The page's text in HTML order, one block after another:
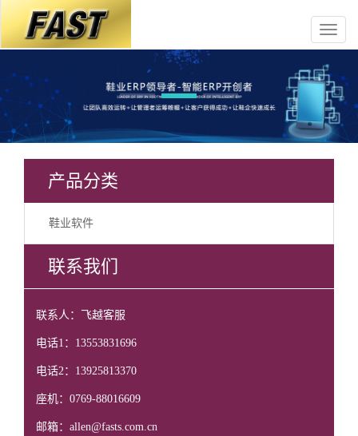
产品分类
鞋业软件
联系我们
联系人：飞越客服
电话1：13553831696
电话2：13925813370
座机：0769-88016609
邮箱：allen@fasts.com.cn